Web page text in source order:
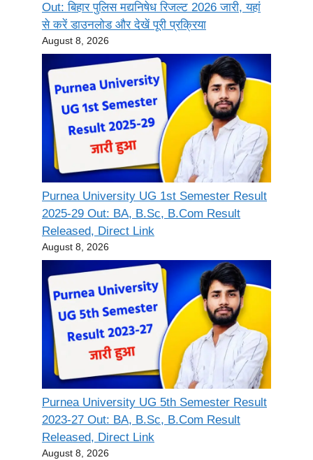
Out: बिहार पुलिस मद्यनिषेध रिजल्ट 2026 जारी, यहां
से करें डाउनलोड और देखें पूरी प्रक्रिया
August 8, 2026
Purnea University UG 1st Semester Result
2025-29 Out: BA, B.Sc, B.Com Result
Released, Direct Link
August 8, 2026
Purnea University UG 5th Semester Result
2023-27 Out: BA, B.Sc, B.Com Result
Released, Direct Link
August 8, 2026